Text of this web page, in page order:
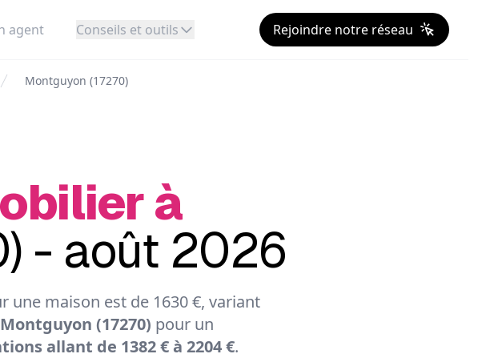
agent Conseils et outils Rejoindre notre réseau
Montguyon (17270)
à
- août 2026
une maison est de 1630 €, variant
(17270) pour un
allant de 1382 € à 2204 €.